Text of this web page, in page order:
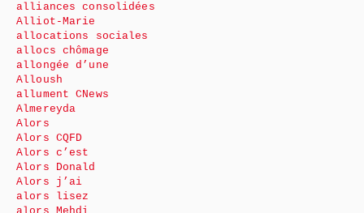
alliances consolidées
Alliot-Marie
allocations sociales
allocs chômage
allongée d’une
Alloush
allument CNews
Almereyda
Alors
Alors CQFD
Alors c’est
Alors Donald
Alors j’ai
alors lisez